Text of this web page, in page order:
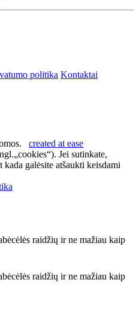
politika Kontaktai
created at ease
Jei sutinkate,
galėsite atšaukti keisdami
raidžių ir ne mažiau kaip
raidžių ir ne mažiau kaip